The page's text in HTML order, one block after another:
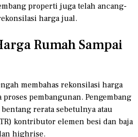
properti juga telah ancang-
harga jual.
Rumah Sampai
membahas rekonsilasi harga
pembangunan. Pengembang
rerata sebetulnya atau
kontributor elemen besi dan baja
highrise.